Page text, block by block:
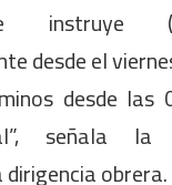
e instruye
desde el
desde las
señala la
obrera.